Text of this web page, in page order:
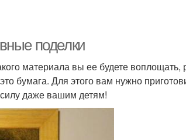
поделки
материала вы ее будете воплощать,
бумага. Для этого вам нужно
даже вашим детям!